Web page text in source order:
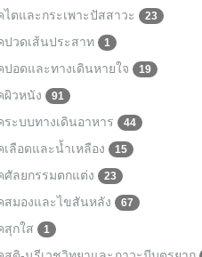
ไตและกระเพาะปัสสาวะ 23
ปวดเส้นประสาท 1
ปอดและทางเดินหายใจ 19
ผิวหนัง 91
ระบบทางเดินอาหาร 44
เลือดและน้ำเหลือง 15
ศัลยกรรมตกแต่ง 23
สมองและไขสันหลัง 67
สุกใส 1